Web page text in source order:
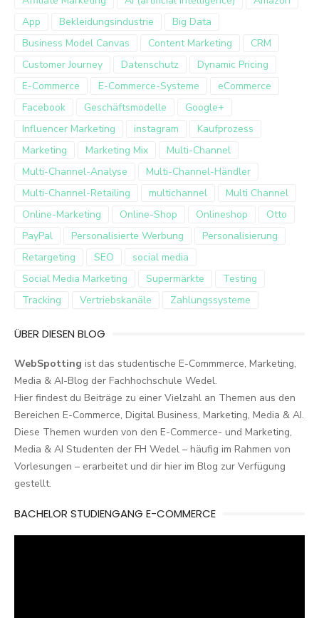
App
Bekleidungsindustrie
Big Data
Business Model Canvas
Content Marketing
CRM
Customer Journey
Datenschutz
Dynamic Pricing
E-Commerce
E-Commerce-Systeme
eCommerce
Facebook
Geschäftsmodelle
Google+
Influencer Marketing
instagram
Kaufprozess
Marketing
Marketing Mix
Multi-Channel
Multi-Channel-Analyse
Multi-Channel-Händler
Multi-Channel-Retailing
multichannel
Multi Channel
Online-Marketing
Online-Shop Onlineshop
Otto
PayPal
Personalisierte Werbung
Personalisierung
Retargeting
SEO
social media
Social Media Marketing
Supermärkte
Testing
Tracking
Vertriebskanäle Zahlungssysteme
ÜBER DIESEN BLOG
WebSpotting ist das studentische E-Commmerce, Marketing,
Media & AI-Blog der Fachhochschule Wedel.
Hier findest du Beiträge zu einer Vielzahl an Themen aus den
Bereichen E-Commerce, Digital Business, Marketing, Media & AI.
Diese Themen wurden von den E-Commerce- und Marketing,
Media & AI Studenten der FH Wedel – häufig im Rahmen von
Vorlesungen – erarbeitet und dir hier im Blog zur Verfügung
gestellt.
BACHELOR STUDIENGANG E-COMMERCE